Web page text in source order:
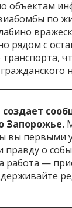
объектам
по
рядом с
Запорожье.
вы первыми
правду о
работа —